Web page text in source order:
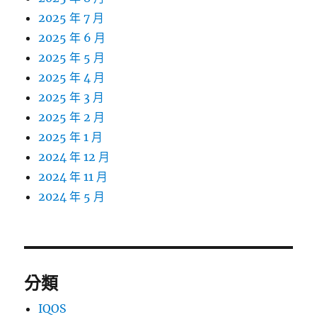
2025 年 7 月
2025 年 6 月
2025 年 5 月
2025 年 4 月
2025 年 3 月
2025 年 2 月
2025 年 1 月
2024 年 12 月
2024 年 11 月
2024 年 5 月
分類
IQOS